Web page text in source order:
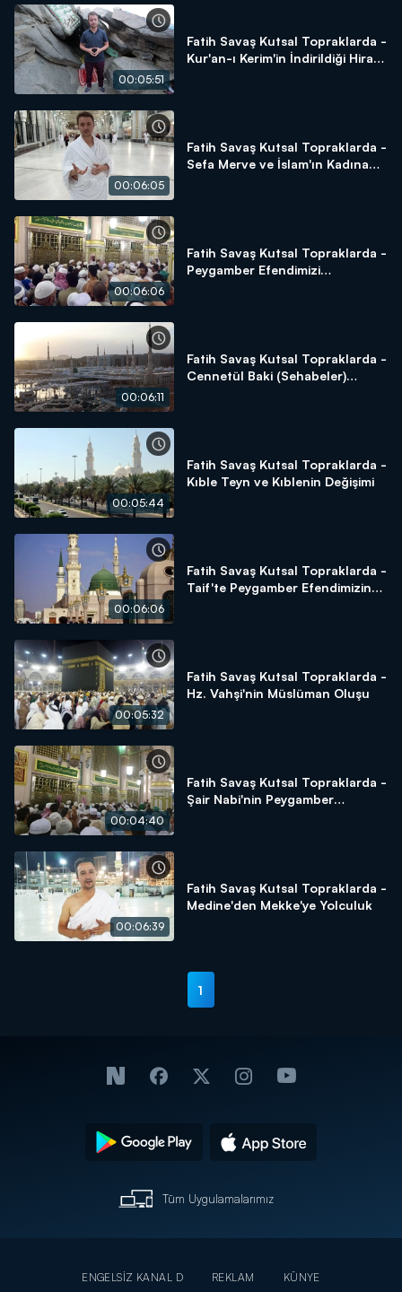
00:05:51
Fatih Savaş Kutsal Topraklarda -
Kur'an-ı Kerim'in İndirildiği Hira
00:06:05
Fatih Savaş Kutsal Topraklarda -
Sefa Merve ve İslam'ın Kadına
00:06:06
Fatih Savaş Kutsal Topraklarda -
Peygamber Efendimizi
00:06:11
Fatih Savaş Kutsal Topraklarda -
Cennetül Baki (Sehabeler)
00:05:44
Fatih Savaş Kutsal Topraklarda -
Kıble Teyn ve Kıblenin Değişimi
00:06:06
Fatih Savaş Kutsal Topraklarda -
Taif'te Peygamber Efendimizin
00:05:32
Fatih Savaş Kutsal Topraklarda -
Hz. Vahşi'nin Müslüman Oluşu
00:04:40
Fatih Savaş Kutsal Topraklarda -
Şair Nabi'nin Peygamber
00:06:39
Fatih Savaş Kutsal Topraklarda -
Medine'den Mekke'ye Yolculuk
1
Tüm Uygulamalarımız
ENGELSİZ KANAL D REKLAM
KÜNYE